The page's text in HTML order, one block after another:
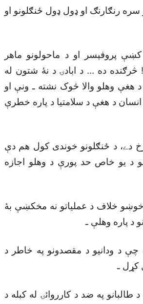
رنګارنګ او ډول ډول ځنګلونو او
کښې پروفېسر او د ماحولونو ماهر
ده … د ابادۍ د نۀ شتون له
وهلو والا څوک نشته ـ ونې او
د هغې د سلامتيا د پاره خطرې
دے، د ځنګلونو خوندى کول هم دې
يو خاص حد پورې د وهلو اجازه
کښې د عسکريت خوښو خلاف د عملياتو نه مخکښې بۀ
د پاره وهلې ـ
د ودانيو د مقصدونو په خاطر د
کړل ـ
په ضد د کارروائۍ له کبله د